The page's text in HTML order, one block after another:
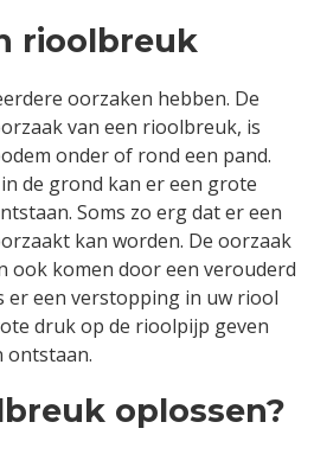
rioolbreuk
oorzaken hebben. De
van een rioolbreuk, is
onder of rond een pand.
de grond kan er een grote
Soms zo erg dat er een
kan worden. De oorzaak
ook komen door een verouderd
er een verstopping in uw riool
druk op de rioolpijp geven
ontstaan.
oplossen?